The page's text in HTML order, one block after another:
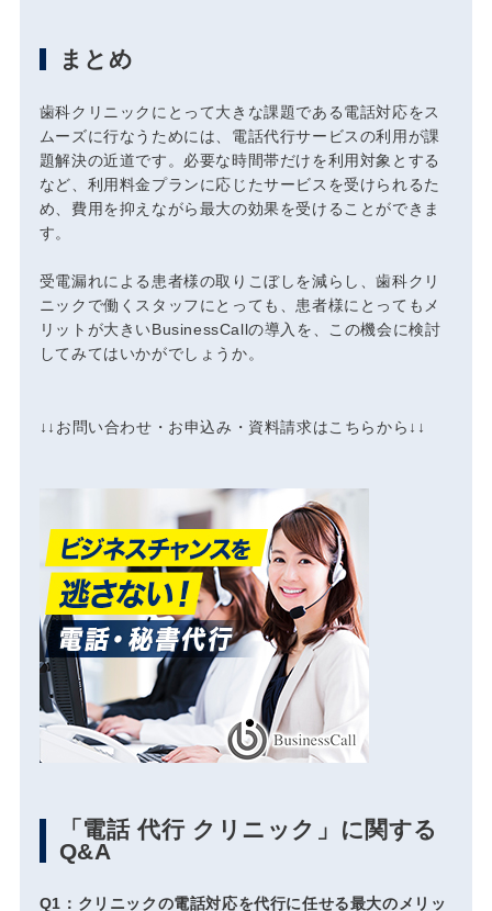
まとめ
歯科クリニックにとって大きな課題である電話対応をス
ムーズに行なうためには、電話代行サービスの利用が課
題解決の近道です。必要な時間帯だけを利用対象とする
など、利用料金プランに応じたサービスを受けられるた
め、費用を抑えながら最大の効果を受けることができま
す。
受電漏れによる患者様の取りこぼしを減らし、歯科クリ
ニックで働くスタッフにとっても、患者様にとってもメ
リットが大きいBusinessCallの導入を、この機会に検討
してみてはいかがでしょうか。
↓↓お問い合わせ・お申込み・資料請求はこちらから↓↓
「電話 代行 クリニック」に関する
Q&A
Q1：クリニックの電話対応を代行に任せる最大のメリッ